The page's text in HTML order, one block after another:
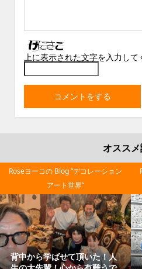
上に表示された文字を入力して
オスス
けっこした
“デコレーション
Japanese
Roseヨーコの